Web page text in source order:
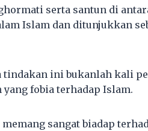
serta santun di
Islam dan ditunjukkan
tindakan ini bukanlah kali
yang fobia terhadap Islam.
sangat biadap